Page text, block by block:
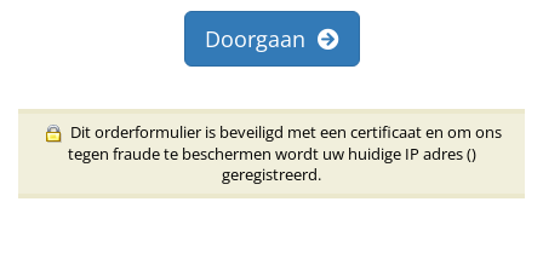
Doorgaan
Dit orderformulier is beveiligd met een certificaat en om ons
tegen fraude te beschermen wordt uw huidige IP adres ()
geregistreerd.